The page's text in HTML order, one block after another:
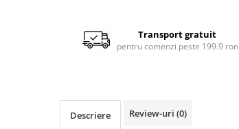
Transport gratuit
pentru comenzi peste 199.9 ron
Descriere Review-uri (0)